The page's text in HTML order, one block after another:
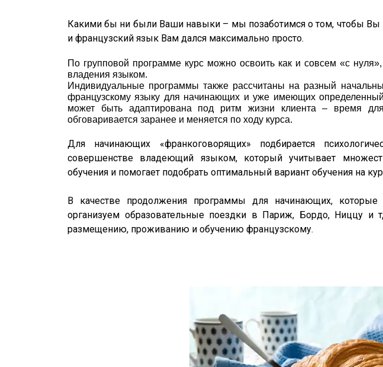
Какими бы ни были Ваши навыки – мы позаботимся о том, чтобы Вы
и французский язык Вам дался максимально просто.
По групповой программе курс можно освоить как и совсем «с
владения языком.
Индивидуальные программы также рассчитаны на разный
французскому языку для начинающих и уже имеющих
может быть адаптирована под ритм жизни клиента – время
обговаривается заранее и меняется по ходу курса.
Для начинающих «франкоговорящих» подбирается
совершенстве владеющий языком, который учитывает
обучения и помогает подобрать оптимальный вариант обучения на
В качестве продолжения программы для начинающих, которые
организуем образовательные поездки в Париж, Бордо, Ниццу и
размещению, проживанию и обучению французскому.